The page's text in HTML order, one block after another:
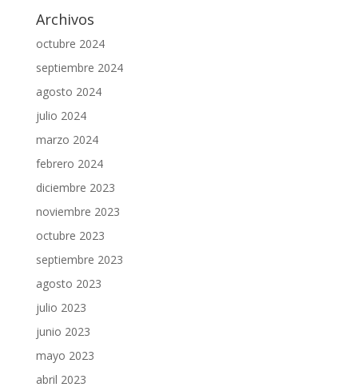
Archivos
octubre 2024
septiembre 2024
agosto 2024
julio 2024
marzo 2024
febrero 2024
diciembre 2023
noviembre 2023
octubre 2023
septiembre 2023
agosto 2023
julio 2023
junio 2023
mayo 2023
abril 2023